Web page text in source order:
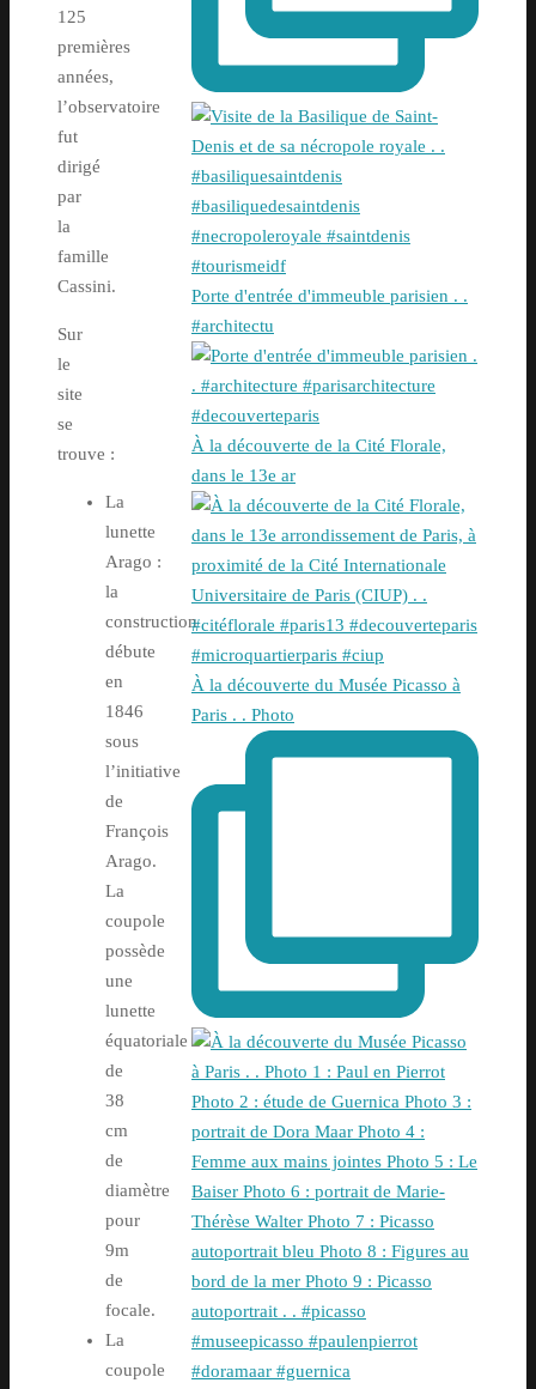
125
premières
années,
l’observatoire
fut
dirigé
par
la
famille
Cassini.
Sur
le
site
se
trouve :
La
lunette
Arago :
la
construction
débute
en
1846
sous
l’initiative
de
François
Arago.
La
coupole
possède
une
lunette
équatoriale
de
38
cm
de
diamètre
pour
9m
de
focale.
La
coupole
Porte d'entrée d'immeuble parisien . .
#architectu
À la découverte de la Cité Florale,
dans le 13e ar
À la découverte du Musée Picasso à
Paris . . Photo